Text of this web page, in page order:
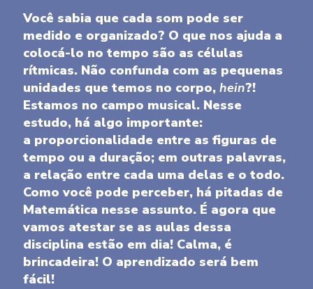
Você sabia que cada som pode ser
medido e organizado? O que nos ajuda a
colocá-lo no tempo são as células
rítmicas. Não confunda com as pequenas
unidades que temos no corpo, hein?!
Estamos no campo musical. Nesse
estudo, há algo importante:
a proporcionalidade entre as figuras de
tempo ou a duração; em outras palavras,
a relação entre cada uma delas e o todo.
Como você pode perceber, há pitadas de
Matemática nesse assunto. É agora que
vamos atestar se as aulas dessa
disciplina estão em dia! Calma, é
brincadeira! O aprendizado será bem
fácil!